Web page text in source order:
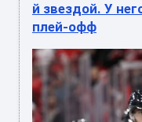
й звездой. У
плей-офф